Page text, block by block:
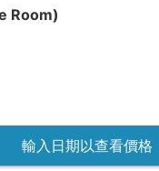
Room)
輸入日期以查看價格